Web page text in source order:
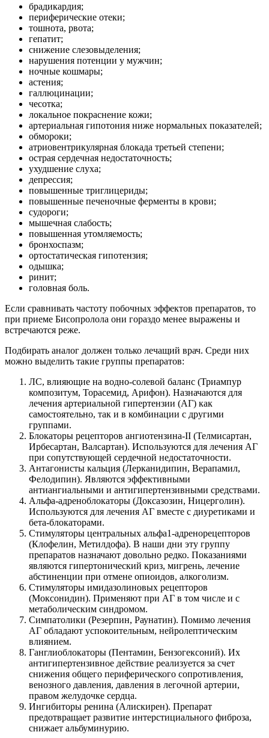
брадикардия;
периферические отеки;
тошнота, рвота;
гепатит;
снижение слезовыделения;
нарушения потенции у мужчин;
ночные кошмары;
астения;
галлюцинации;
чесотка;
локальное покраснение кожи;
артериальная гипотония ниже нормальных показателей;
обмороки;
атриовентрикулярная блокада третьей степени;
острая сердечная недостаточность;
ухудшение слуха;
депрессия;
повышенные триглицериды;
повышенные печеночные ферменты в крови;
судороги;
мышечная слабость;
повышенная утомляемость;
бронхоспазм;
ортостатическая гипотензия;
одышка;
ринит;
головная боль.
Если сравнивать частоту побочных эффектов препаратов, то
при приеме Бисопролола они гораздо менее выражены и
встречаются реже.
Подбирать аналог должен только лечащий врач. Среди них
можно выделить такие группы препаратов:
ЛС, влияющие на водно-солевой баланс (Триампур
композитум, Торасемид, Арифон). Назначаются для
лечения артериальной гипертензии (АГ) как
самостоятельно, так и в комбинации с другими
группами.
Блокаторы рецепторов ангиотензина-II (Телмисартан,
Ирбесартан, Валсартан). Используются для лечения АГ
при сопутствующей сердечной недостаточности.
Антагонисты кальция (Лерканидипин, Верапамил,
Фелодипин). Являются эффективными
антиангиальными и антигипертензивными средствами.
Альфа-адреноблокаторы (Доксазозин, Ницерголин).
Используются для лечения АГ вместе с диуретиками и
бета-блокаторами.
Стимуляторы центральных альфа1-адренорецепторов
(Клофелин, Метилдофа). В наши дни эту группу
препаратов назначают довольно редко. Показаниями
являются гипертонический криз, мигрень, лечение
абстиненции при отмене опиоидов, алкоголизм.
Стимуляторы имидазолиновых рецепторов
(Моксонидин). Применяют при АГ в том числе и с
метаболическим синдромом.
Симпатолики (Резерпин, Раунатин). Помимо лечения
АГ обладают успокоительным, нейролептическим
влиянием.
Ганглиоблокаторы (Пентамин, Бензогексоний). Их
антигипертензивное действие реализуется за счет
снижения общего периферического сопротивления,
венозного давления, давления в легочной артерии,
правом желудочке сердца.
Ингибиторы ренина (Алискирен). Препарат
предотвращает развитие интерстициального фиброза,
снижает альбуминурию.